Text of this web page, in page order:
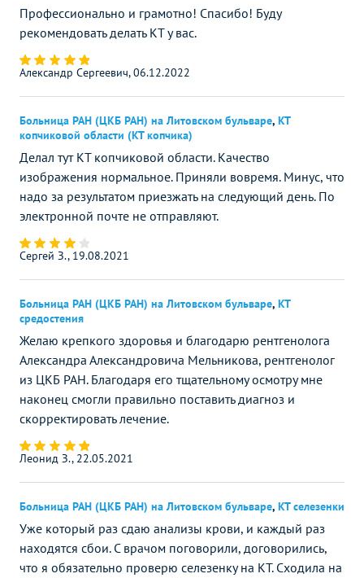
Профессионально и грамотно! Спасибо! Буду
рекомендовать делать КТ у вас.
Александр Сергеевич, 06.12.2022
Больница РАН (ЦКБ РАН) на Литовском бульваре, КТ
копчиковой области (КТ копчика)
Делал тут КТ копчиковой области. Качество
изображения нормальное. Приняли вовремя. Минус, что
надо за результатом приезжать на следующий день. По
электронной почте не отправляют.
Сергей З., 19.08.2021
Больница РАН (ЦКБ РАН) на Литовском бульваре, КТ
средостения
Желаю крепкого здоровья и благодарю рентгенолога
Александра Александровича Мельникова, рентгенолог
из ЦКБ РАН. Благодаря его тщательному осмотру мне
наконец смогли правильно поставить диагноз и
скорректировать лечение.
Леонид З., 22.05.2021
Больница РАН (ЦКБ РАН) на Литовском бульваре, КТ селезенки
Уже который раз сдаю анализы крови, и каждый раз
находятся сбои. С врачом поговорили, договорились,
что я обязательно проверю селезенку на КТ. Сходила на